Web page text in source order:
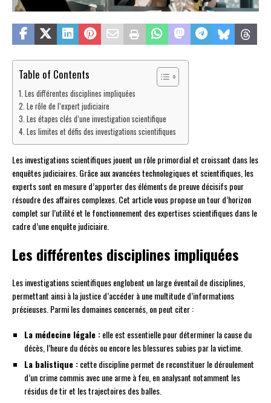
Table of Contents
Les différentes disciplines impliquées
Le rôle de l’expert judiciaire
Les étapes clés d’une investigation scientifique
Les limites et défis des investigations scientifiques
Les investigations scientifiques jouent un rôle primordial et croissant dans les
enquêtes judiciaires. Grâce aux avancées technologiques et scientifiques, les
experts sont en mesure d’apporter des éléments de preuve décisifs pour
résoudre des affaires complexes. Cet article vous propose un tour d’horizon
complet sur l’utilité et le fonctionnement des expertises scientifiques dans le
cadre d’une enquête judiciaire.
Les différentes disciplines impliquées
Les investigations scientifiques englobent un large éventail de disciplines,
permettant ainsi à la justice d’accéder à une multitude d’informations
précieuses. Parmi les domaines concernés, on peut citer :
La médecine légale :elle est essentielle pour déterminer la cause du
décès, l’heure du décès ou encore les blessures subies par la victime.
La balistique :cette discipline permet de reconstituer le déroulement
d’un crime commis avec une arme à feu, en analysant notamment les
résidus de tir et les trajectoires des balles.